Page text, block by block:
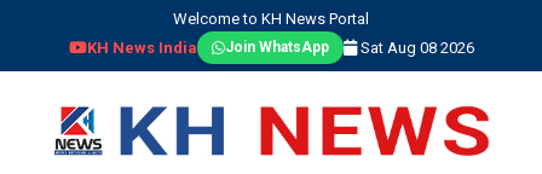
Welcome to KH News Portal
KH News India
Join WhatsApp Sat Aug 08 2026